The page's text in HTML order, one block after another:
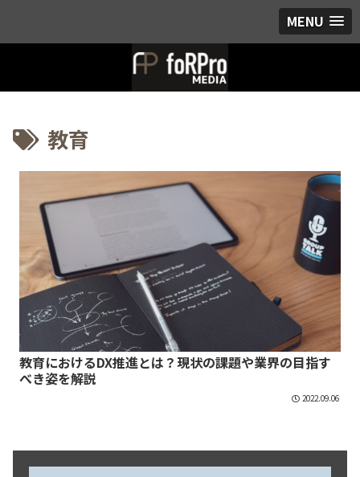
MENU
教育
教育におけるDX推進とは？現状の課題や業界の目指す
べき姿を解説
2022.09.06